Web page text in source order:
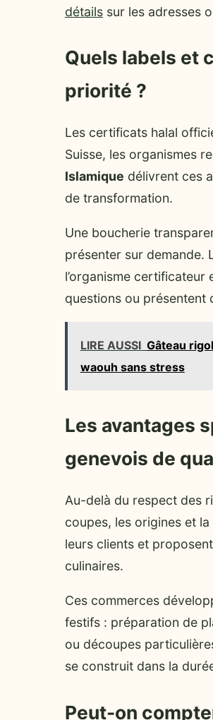
détails sur les adresses
Quels labels et
priorité ?
Les certificats halal
Suisse, les organismes
Islamique délivrent ces
de transformation.
Une boucherie
présenter sur demande.
l’organisme
questions ou présentent
LIRE AUSSI Gâteau
waouh sans stress
Les avantages
genevois de
Au-delà du respect des
coupes, les origines et
leurs clients et
culinaires.
Ces commerces
festifs : préparation de
ou découpes
se construit dans la
Peut-on